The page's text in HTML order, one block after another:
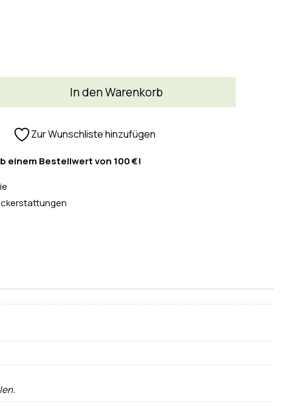
In den Warenkorb
Zur Wunschliste hinzufügen
einem Bestellwert von 100 €!